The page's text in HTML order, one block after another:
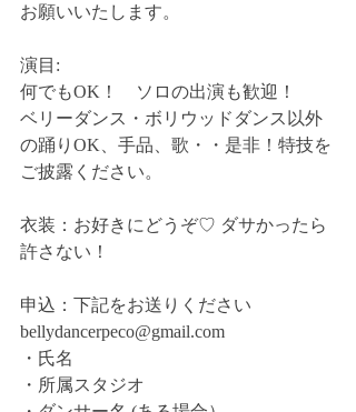
お願いいたします。
演目:
何でもOK！　ソロの出演も歓迎！
ベリーダンス・ボリウッドダンス以外
の踊りOK、手品、歌・・是非！特技を
ご披露ください。
衣装：お好きにどうぞ♡ ダサかったら
許さない！
申込：下記をお送りください
bellydancerpeco@gmail.com
・氏名
・所属スタジオ